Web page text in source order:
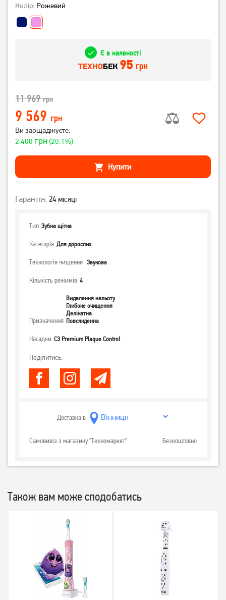
Колір: Рожевий
Є в наявності
ТЕХНОБЕК 95 грн
11 969грн
9 569 грн
Ви заощаджуєте:
2 400 грн(20.1%)
Купити
Гарантія: 24 місяці
Тип Зубна щітка
Категорія Для дорослих
Технологія чищення Звукова
Кількість режимів 4
Призначення
Видалення нальоту
Глибоке очищення
Делікатна
Повсякденна
Насадки C3 Premium Plaque Control
Поділитись:
Доставка в
Самовивіз з магазину "Техномаркет" Безкоштовно
Також вам може сподобатись